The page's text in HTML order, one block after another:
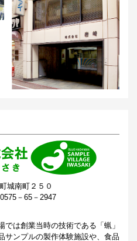
城南町２５０
－65－2947
では創業当時の技術である「蝋」
サンプルの製作体験施設や、食品